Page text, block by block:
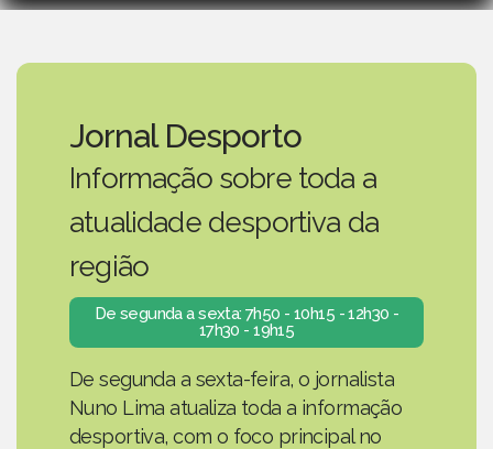
Jornal Desporto
Informação sobre toda a
atualidade desportiva da
região
De segunda a sexta: 7h50 - 10h15 - 12h30 -
17h30 - 19h15
De segunda a sexta-feira, o jornalista
Nuno Lima atualiza toda a informação
desportiva, com o foco principal no